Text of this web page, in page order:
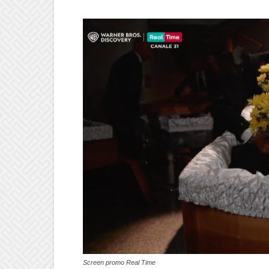
Screen promo Real Time